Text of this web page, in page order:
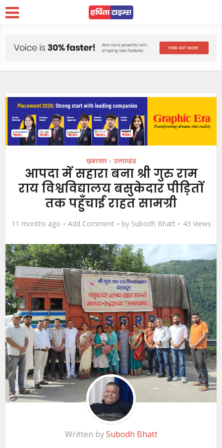
ख़बरसार • उत्तराखंड
आपदा में सहारा बना श्री गुरु राम
राय विश्वविद्यालय बसुकेदार पीड़ितों
तक पहुँचाई राहत सामग्री
11 months ago Add Comment by Subodh Bhatt 43 Views
Written bySubodh Bhatt